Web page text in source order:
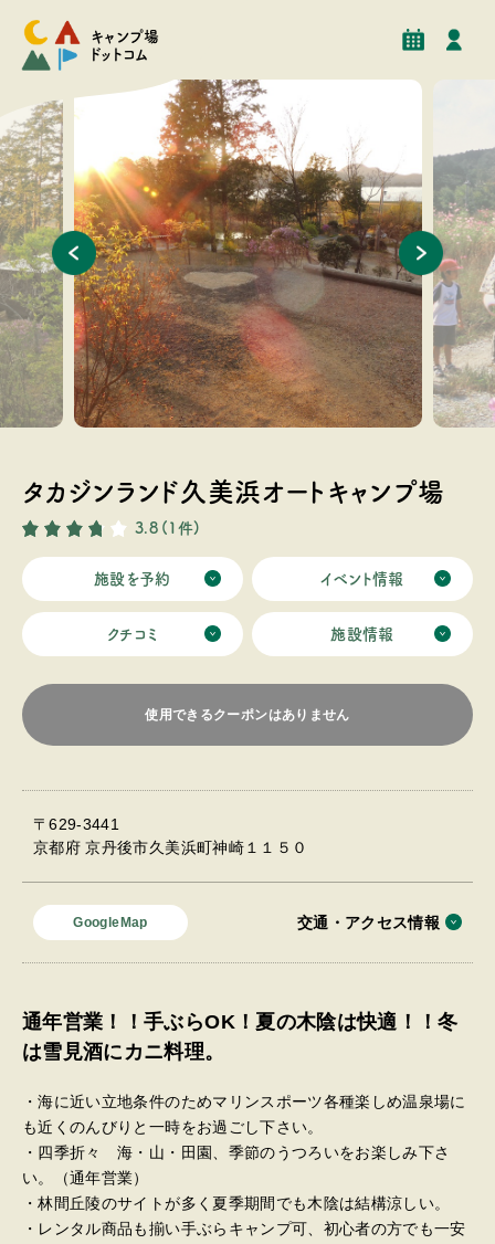
キャンプ場
ドットコム
予約 施設情報
タカジンランド久美浜オートキャンプ場
3.8 (1件)
施設を予約 イベント情報
クチコミ 施設情報
使用できるクーポンはありません
〒629-3441
京都府 京丹後市久美浜町神崎１１５０
GoogleMap 交通・アクセス情報
通年営業！！手ぶらOK！夏の木陰は快適！！冬
は雪見酒にカニ料理。
・海に近い立地条件のためマリンスポーツ各種楽しめ温泉場に
も近くのんびりと一時をお過ごし下さい。
・四季折々 海・山・田園、季節のうつろいをお楽しみ下さ
い。（通年営業）
・林間丘陵のサイトが多く夏季期間でも木陰は結構涼しい。
・レンタル商品も揃い手ぶらキャンプ可、初心者の方でも一安